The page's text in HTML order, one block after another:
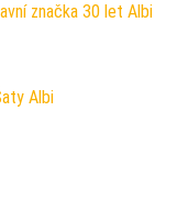
značka 30 let Albi
Kč.
Albi
Kč.